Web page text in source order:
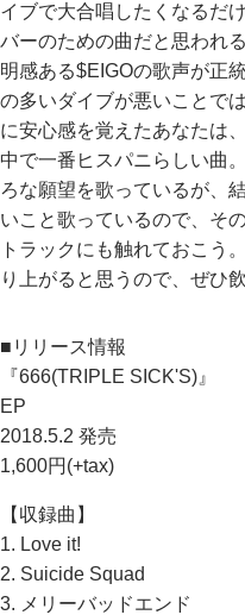
イブで大合唱したくなるだ
バーのための曲だと思われ
明感ある$EIGOの歌声が正
の多いダイブが悪いことで
に安心感を覚えたあなたは
中で一番ヒスパニらしい曲
ろな願望を歌っているが、
いこと歌っているので、そ
トラックにも触れておこう
り上がると思うので、ぜひ
■リリース情報
『666(TRIPLE SICK'S)』
EP
2018.5.2 発売
1,600円(+tax)
【収録曲】
1. Love it!
2. Suicide Squad
3. メリーバッドエンド